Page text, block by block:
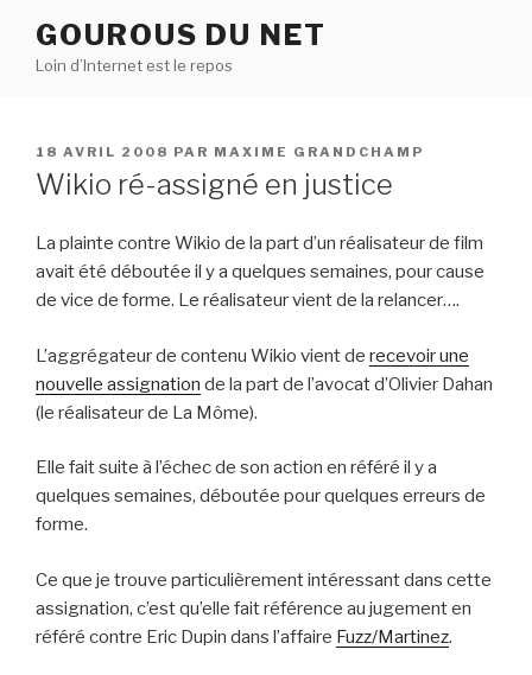
contenu
GOUROUS DU NET
Loin d’Internet est le repos
PUBLIÉ
LE
18 AVRIL 2008 PAR MAXIME GRANDCHAMP
Wikio ré-assigné en justice
La plainte contre Wikio de la part d’un réalisateur de film
avait été déboutée il y a quelques semaines, pour cause
de vice de forme. Le réalisateur vient de la relancer….
L’aggrégateur de contenu Wikio vient de recevoir une
nouvelle assignation de la part de l’avocat d’Olivier Dahan
(le réalisateur de La Môme).
Elle fait suite à l’échec de son action en référé il y a
quelques semaines, déboutée pour quelques erreurs de
forme.
Ce que je trouve particulièrement intéressant dans cette
assignation, c’est qu’elle fait référence au jugement en
référé contre Eric Dupin dans l’affaire Fuzz/Martinez.